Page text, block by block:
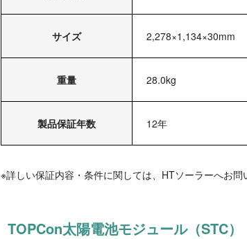
サイズ 2,278×1,134×30mm
重量 28.0kg
製品保証年数 12年
※詳しい保証内容・条件に関しては、HTソーラーへお問
TOPCon太陽電池モジュール（STC）